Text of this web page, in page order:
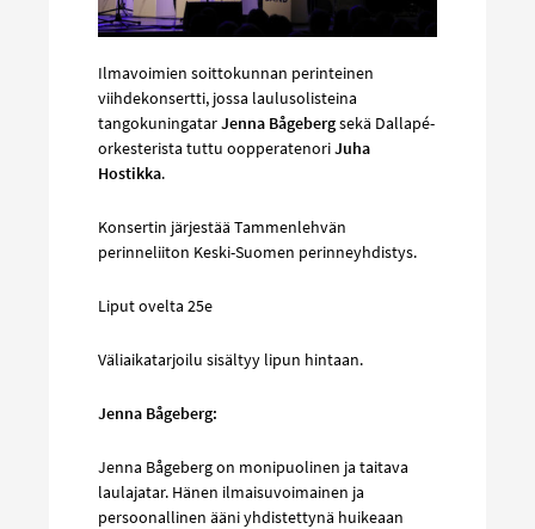
Ilmavoimien soittokunnan perinteinen
viihdekonsertti, jossa laulusolisteina
tangokuningatarJenna Bågebergsekä Dallapé-
orkesterista tuttu oopperatenoriJuha
Hostikka.
Konsertin järjestää Tammenlehvän
perinneliiton Keski-Suomen perinneyhdistys.
Liput ovelta 25e
Väliaikatarjoilu sisältyy lipun hintaan.
Jenna Bågeberg:
Jenna Bågeberg on monipuolinen ja taitava
laulajatar. Hänen ilmaisuvoimainen ja
persoonallinen ääni yhdistettynä huikeaan